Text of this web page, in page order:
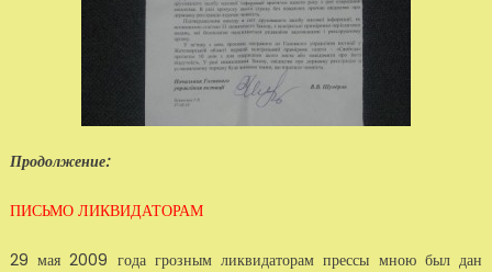
Продолжение:
ПИСЬМО ЛИКВИДАТОРАМ
29 мая 2009 года грозным ликвидаторам прессы мною был дан